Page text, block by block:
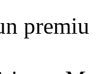
premiu